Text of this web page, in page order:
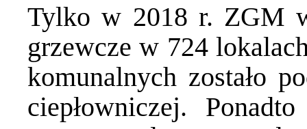
Tylko w 2018 r. ZGM
grzewcze w 724
komunalnych zostało
ciepłowniczej.